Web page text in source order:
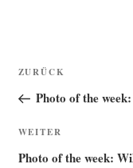
Beitragsnavigation
Vorheriger
Beitrag
ZURÜCK
Photo of the
Nächster
Beitrag
WEITER
Photo of the week: